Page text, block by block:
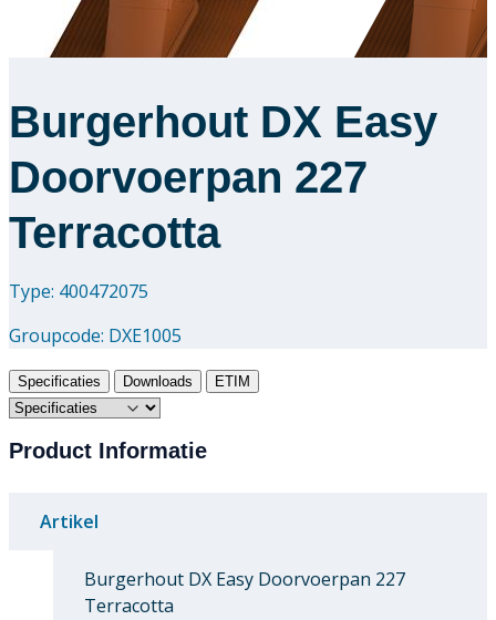
Burgerhout DX Easy
Doorvoerpan 227
Terracotta
Type: 400472075
Groupcode: DXE1005
Specificaties Downloads ETIM
Product Informatie
Artikel
Burgerhout DX Easy Doorvoerpan 227
Terracotta